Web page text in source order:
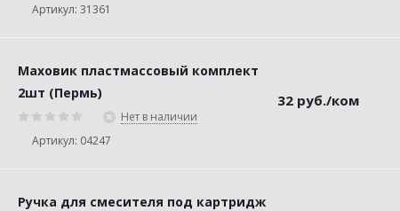
Артикул: 31361
Маховик пластмассовый комплект
2шт (Пермь)
Нет в наличии
Артикул: 04247
32 руб./ком
Ручка для смесителя под картридж